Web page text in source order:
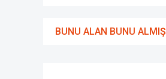
BUNU ALAN BUNU ALMIŞ